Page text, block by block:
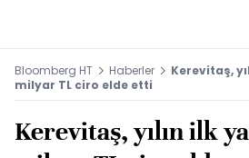
Bloomberg HT Haberler
Kerevitaş,
milyar TL ciro elde etti
Kerevitaş, yılın ilk